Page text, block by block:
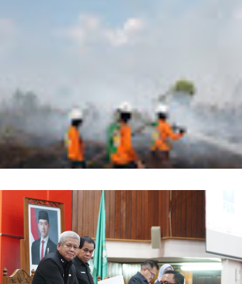
Dekati SMKN 1 Sungai Raya, Tim
Dit Samapta Polda Kalbar Antipasi